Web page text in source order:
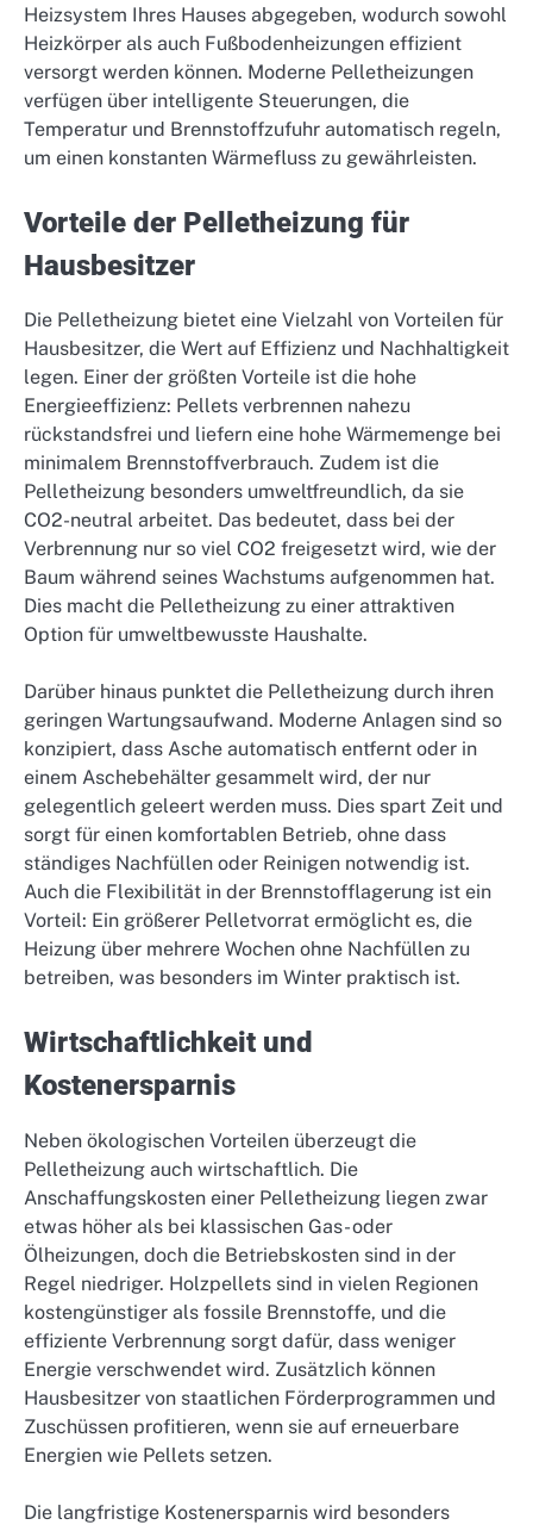
Heizsystem Ihres Hauses abgegeben, wodurch sowohl
Heizkörper als auch Fußbodenheizungen effizient
versorgt werden können. Moderne Pelletheizungen
verfügen über intelligente Steuerungen, die
Temperatur und Brennstoffzufuhr automatisch regeln,
um einen konstanten Wärmefluss zu gewährleisten.
Vorteile der Pelletheizung für
Hausbesitzer
Die Pelletheizung bietet eine Vielzahl von Vorteilen für
Hausbesitzer, die Wert auf Effizienz und Nachhaltigkeit
legen. Einer der größten Vorteile ist die hohe
Energieeffizienz: Pellets verbrennen nahezu
rückstandsfrei und liefern eine hohe Wärmemenge bei
minimalem Brennstoffverbrauch. Zudem ist die
Pelletheizung besonders umweltfreundlich, da sie
CO2-neutral arbeitet. Das bedeutet, dass bei der
Verbrennung nur so viel CO2 freigesetzt wird, wie der
Baum während seines Wachstums aufgenommen hat.
Dies macht die Pelletheizung zu einer attraktiven
Option für umweltbewusste Haushalte.
Darüber hinaus punktet die Pelletheizung durch ihren
geringen Wartungsaufwand. Moderne Anlagen sind so
konzipiert, dass Asche automatisch entfernt oder in
einem Aschebehälter gesammelt wird, der nur
gelegentlich geleert werden muss. Dies spart Zeit und
sorgt für einen komfortablen Betrieb, ohne dass
ständiges Nachfüllen oder Reinigen notwendig ist.
Auch die Flexibilität in der Brennstofflagerung ist ein
Vorteil: Ein größerer Pelletvorrat ermöglicht es, die
Heizung über mehrere Wochen ohne Nachfüllen zu
betreiben, was besonders im Winter praktisch ist.
Wirtschaftlichkeit und
Kostenersparnis
Neben ökologischen Vorteilen überzeugt die
Pelletheizung auch wirtschaftlich. Die
Anschaffungskosten einer Pelletheizung liegen zwar
etwas höher als bei klassischen Gas- oder
Ölheizungen, doch die Betriebskosten sind in der
Regel niedriger. Holzpellets sind in vielen Regionen
kostengünstiger als fossile Brennstoffe, und die
effiziente Verbrennung sorgt dafür, dass weniger
Energie verschwendet wird. Zusätzlich können
Hausbesitzer von staatlichen Förderprogrammen und
Zuschüssen profitieren, wenn sie auf erneuerbare
Energien wie Pellets setzen.
Die langfristige Kostenersparnis wird besonders